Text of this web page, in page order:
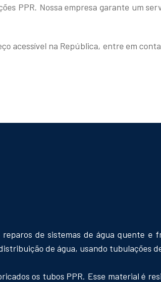
PPR. Nossa empresa garante um
acessível na República, entre em
de sistemas de água quente e
de água, usando tubulações
os tubos PPR. Esse material é